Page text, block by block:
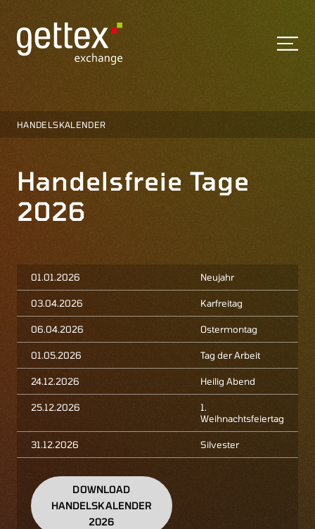
HANDELSKALENDER
Handelsfreie Tage
2026
01.01.2026 Neujahr
03.04.2026 Karfreitag
06.04.2026 Ostermontag
01.05.2026 Tag der Arbeit
24.12.2026 Heilig Abend
25.12.2026
1.
Weihnachtsfeiertag
31.12.2026 Silvester
DOWNLOAD
HANDELSKALENDER
2026